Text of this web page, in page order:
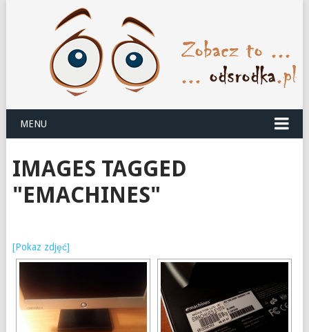
MENU
IMAGES TAGGED
"EMACHINES"
[Pokaz zdjęć]